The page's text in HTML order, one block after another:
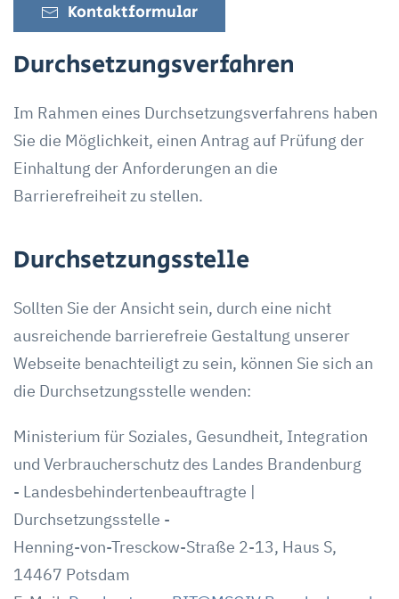
Kontaktformular
Durchsetzungsverfahren
Im Rahmen eines Durchsetzungsverfahrens haben
Sie die Möglichkeit, einen Antrag auf Prüfung der
Einhaltung der Anforderungen an die
Barrierefreiheit zu stellen.
Durchsetzungsstelle
Sollten Sie der Ansicht sein, durch eine nicht
ausreichende barrierefreie Gestaltung unserer
Webseite benachteiligt zu sein, können Sie sich an
die Durchsetzungsstelle wenden:
Ministerium für Soziales, Gesundheit, Integration
und Verbraucherschutz des Landes Brandenburg
- Landesbehindertenbeauftragte |
Durchsetzungsstelle -
Henning-von-Tresckow-Straße 2-13, Haus S,
14467 Potsdam